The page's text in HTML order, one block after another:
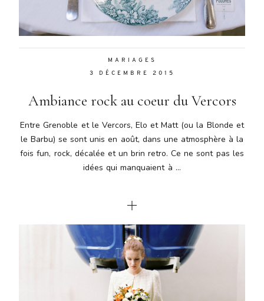
MARIAGES
3 DÉCEMBRE 2015
Ambiance rock au coeur du Vercors
Entre Grenoble et le Vercors, Elo et Matt (ou la Blonde et
le Barbu) se sont unis en août, dans une atmosphère à la
fois fun, rock, décalée et un brin retro. Ce ne sont pas les
idées qui manquaient à ...
Aenean
lacinia
bibendum
nulla sed
Aenean
bibendum
consectetur.
Maecenas
faucibus
mollis
interdum.
Etiam porta
sem
malesuada